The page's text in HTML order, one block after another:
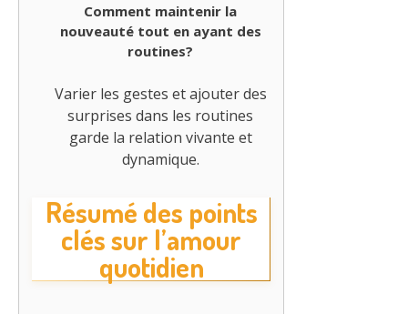
Comment maintenir la
nouveauté tout en ayant des
routines?
Varier les gestes et ajouter des
surprises dans les routines
garde la relation vivante et
dynamique.
Résumé des points
clés sur l’amour
quotidien